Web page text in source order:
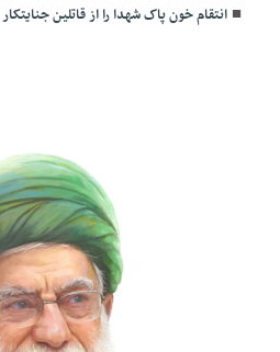
انتقام خون پاک شهدا را از قاتلین